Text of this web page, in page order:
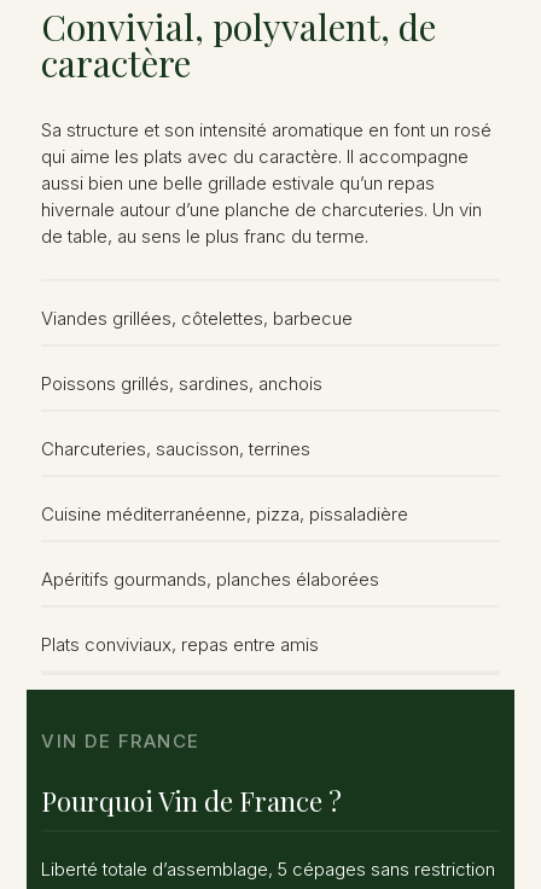
Convivial, polyvalent, de
caractère
Sa structure et son intensité aromatique en font un rosé
qui aime les plats avec du caractère. Il accompagne
aussi bien une belle grillade estivale qu’un repas
hivernale autour d’une planche de charcuteries. Un vin
de table, au sens le plus franc du terme.
Viandes grillées, côtelettes, barbecue
Poissons grillés, sardines, anchois
Charcuteries, saucisson, terrines
Cuisine méditerranéenne, pizza, pissaladière
Apéritifs gourmands, planches élaborées
Plats conviviaux, repas entre amis
VIN DE FRANCE
Pourquoi Vin de France ?
Liberté totale d’assemblage, 5 cépages sans restriction